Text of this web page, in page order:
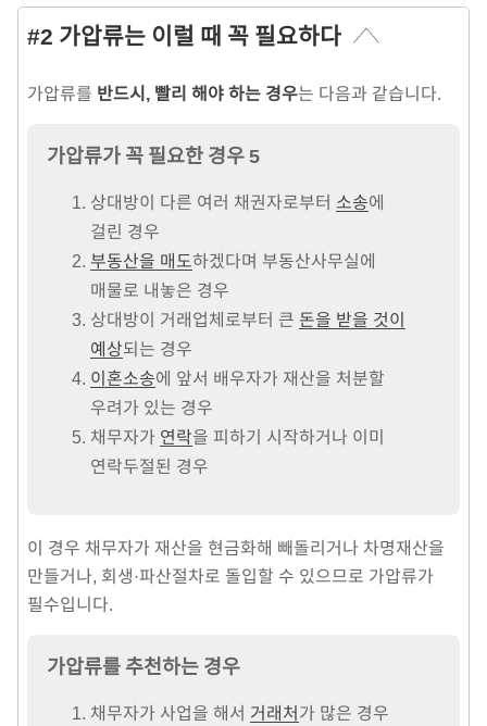
#2 가압류는 이럴 때 꼭 필요하다
가압류를 반드시, 빨리 해야 하는 경우는 다음과 같습니다.
가압류가 꼭 필요한 경우 5
상대방이 다른 여러 채권자로부터 소송에
걸린 경우
부동산을 매도하겠다며 부동산사무실에
매물로 내놓은 경우
상대방이 거래업체로부터 큰 돈을 받을 것이
예상되는 경우
이혼소송에 앞서 배우자가 재산을 처분할
우려가 있는 경우
채무자가 연락을 피하기 시작하거나 이미
연락두절된 경우
이 경우 채무자가 재산을 현금화해 빼돌리거나 차명재산을
만들거나, 회생·파산절차로 돌입할 수 있으므로 가압류가
필수입니다.
가압류를 추천하는 경우
채무자가 사업을 해서 거래처가 많은 경우